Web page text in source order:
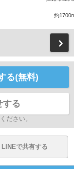
約
る(無料)
する
ださい。
LINEで共有する